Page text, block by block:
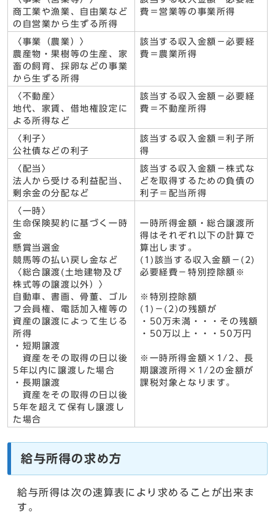
商工業や漁業、自由業など
の自営業から生ずる所得
費＝営業等の事業所得
〈事業（農業）〉
農産物・果樹等の生産、家
畜の飼育、採卵などの事業
から生ずる所得
該当する収入金額－必要経
費＝農業所得
〈不動産〉
地代、家賃、借地権設定に
よる所得など
該当する収入金額－必要経
費＝不動産所得
〈利子〉
公社債などの利子
該当する収入金額＝利子所
得
〈配当〉
法人から受ける利益配当、
剰余金の分配など
該当する収入金額－株式な
どを取得するための負債の
利子＝配当所得
〈一時〉
生命保険契約に基づく一時
金
懸賞当選金
競馬等の払い戻し金など
〈総合譲渡(土地建物及び
株式等の譲渡以外）〉
自動車、書画、骨董、ゴル
フ会員権、電話加入権等の
資産の譲渡によって生じる
所得
・短期譲渡
資産をその取得の日以後
5年以内に譲渡した場合
・長期譲渡
資産をその取得の日以後
5年を超えて保有し譲渡し
た場合
一時所得金額・総合譲渡所
得はそれぞれ以下の計算で
算出します。
(1)該当する収入金額－(2)
必要経費－特別控除額※
※特別控除額
(1)－(2)の残額が
・50万未満・・・その残額
・50万以上・・・50万円
※一時所得金額×1/2、長
期譲渡所得×1/2の金額が
課税対象となります。
給与所得の求め方
給与所得は次の速算表により求めることが出来ま
す。